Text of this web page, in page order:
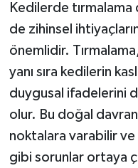
Kedilerde tırmalama
de zihinsel
önemlidir. Tırmalama,
yanı sıra kedilerin
duygusal ifadelerini
olur. Bu doğal
noktalara varabilir ve
gibi sorunlar ortaya